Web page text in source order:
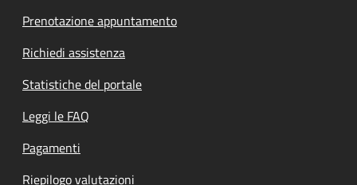
Prenotazione appuntamento
Richiedi assistenza
Statistiche del portale
Leggi le FAQ
Pagamenti
Riepilogo valutazioni